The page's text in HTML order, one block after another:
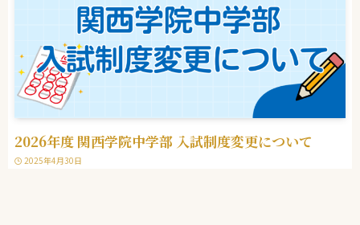
2026年度 関西学院中学部 入試制度変更について
2025年4月30日